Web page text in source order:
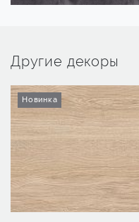
Другие декоры
Новинка